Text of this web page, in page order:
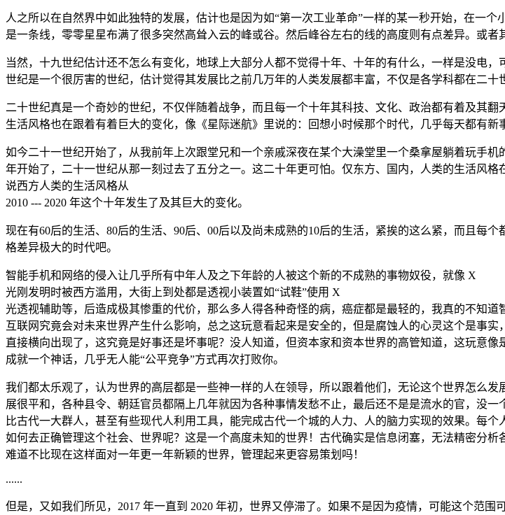
人之所以在自然界中如此独特的发展，估计也是因为如“第一次工业革命”一样的某一秒开始，在一
是一条线，零零星星布满了很多突然高耸入云的峰或谷。然后峰谷左右的线的高度则有点差异。或者
当然，十九世纪估计还不怎么有变化，地球上大部分人都不觉得十年、十年的有什么，一样是没电
世纪是一个很厉害的世纪，估计觉得其发展比之前几万年的人类发展都丰富，不仅是各学科都在二十
二十世纪真是一个奇妙的世纪，不仅伴随着战争，而且每一个十年其科技、文化、政治都有着及其
生活风格也在跟着有着巨大的变化，像《星际迷航》里说的：回想小时候那个时代，几乎每天都有新
如今二十一世纪开始了，从我前年上次跟堂兄和一个亲戚深夜在某个大澡堂里一个桑拿屋躺着玩手机
年开始了，二十一世纪从那一刻过去了五分之一。这二十年更可怕。仅东方、国内，人类的生活风
说西方人类的生活风格从
2010 --- 2020 年这个十年发生了及其巨大的变化。
现在有60后的生活、80后的生活、90后、00后以及尚未成熟的10后的生活，紧挨的这么紧，而且每
格差异极大的时代吧。
智能手机和网络的侵入让几乎所有中年人及之下年龄的人被这个新的不成熟的事物奴役，就像 X
光刚发明时被西方滥用，大街上到处都是透视小装置如“试鞋”使用 X
光透视辅助等，后造成极其惨重的代价，那么多人得各种奇怪的病，癌症都是最轻的，我真的不知道
互联网究竟会对未来世界产生什么影响，总之这玩意看起来是安全的，但是腐蚀人的心灵这个是事
直接横向出现了，这究竟是好事还是坏事呢？没人知道，但资本家和资本世界的高管知道，这玩意
成就一个神话，几乎无人能“公平竞争”方式再次打败你。
我们都太乐观了，认为世界的高层都是一些神一样的人在领导，所以跟着他们，无论这个世界怎么
展很平和，各种县令、朝廷官员都隔上几年就因为各种事情发愁不止，最后还不是是流水的官，没
比古代一大群人，甚至有些现代人利用工具，能完成古代一个城的人力、人的脑力实现的效果。每
如何去正确管理这个社会、世界呢？这是一个高度未知的世界！古代确实是信息闭塞，无法精密分
难道不比现在这样面对一年更一年新颖的世界，管理起来更容易策划吗！
......
但是，又如我们所见，2017 年一直到 2020 年初，世界又停滞了。如果不是因为疫情，可能这个范围